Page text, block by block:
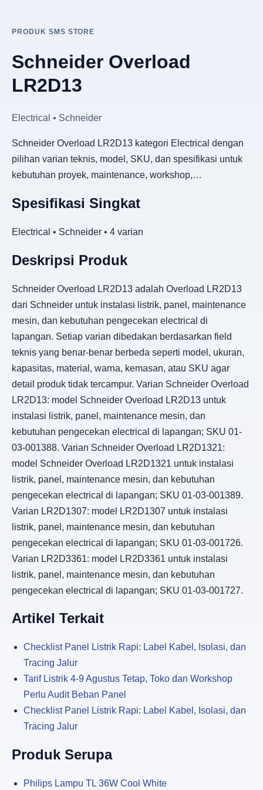
PRODUK SMS STORE
Schneider Overload
LR2D13
Electrical • Schneider
Schneider Overload LR2D13 kategori Electrical dengan
pilihan varian teknis, model, SKU, dan spesifikasi untuk
kebutuhan proyek, maintenance, workshop,…
Spesifikasi Singkat
Electrical • Schneider • 4 varian
Deskripsi Produk
Schneider Overload LR2D13 adalah Overload LR2D13
dari Schneider untuk instalasi listrik, panel, maintenance
mesin, dan kebutuhan pengecekan electrical di
lapangan. Setiap varian dibedakan berdasarkan field
teknis yang benar-benar berbeda seperti model, ukuran,
kapasitas, material, warna, kemasan, atau SKU agar
detail produk tidak tercampur. Varian Schneider Overload
LR2D13: model Schneider Overload LR2D13 untuk
instalasi listrik, panel, maintenance mesin, dan
kebutuhan pengecekan electrical di lapangan; SKU 01-
03-001388. Varian Schneider Overload LR2D1321:
model Schneider Overload LR2D1321 untuk instalasi
listrik, panel, maintenance mesin, dan kebutuhan
pengecekan electrical di lapangan; SKU 01-03-001389.
Varian LR2D1307: model LR2D1307 untuk instalasi
listrik, panel, maintenance mesin, dan kebutuhan
pengecekan electrical di lapangan; SKU 01-03-001726.
Varian LR2D3361: model LR2D3361 untuk instalasi
listrik, panel, maintenance mesin, dan kebutuhan
pengecekan electrical di lapangan; SKU 01-03-001727.
Artikel Terkait
Checklist Panel Listrik Rapi: Label Kabel, Isolasi, dan
Tracing Jalur
Tarif Listrik 4-9 Agustus Tetap, Toko dan Workshop
Perlu Audit Beban Panel
Checklist Panel Listrik Rapi: Label Kabel, Isolasi, dan
Tracing Jalur
Produk Serupa
Philips Lampu TL 36W Cool White